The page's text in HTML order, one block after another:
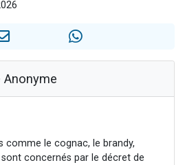
49 places pour étudier en groupe sur Zoom
de donner son Maasser
comme le cognac, le brandy,
sont concernés par le décret de